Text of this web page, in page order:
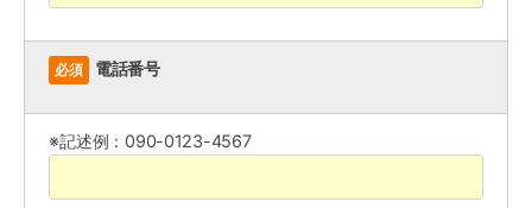
必須 電話番号
※記述例：090-0123-4567